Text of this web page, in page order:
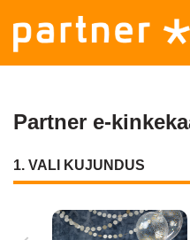
Avaleht
Soodustused
Partnerkaart
Partner e-
1. VALI KUJUNDUS